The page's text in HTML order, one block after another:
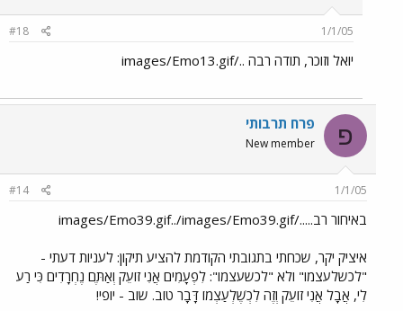
1/1/05
#18
יואל וזוכר, תודה רבה ../images/Emo13.gif
פ פרח תרבותי
New member
1/1/05
#14
באיחור רב...../images/Emo39.gif../images/Emo39.gif
איציק יקר, שכחתי בתגובתי הקודמת להציע תיקון: לעניות דעתי -
"לכשלעצמו" ולא "לכשעצמו": לִפְעָמִים אֲנִי זוֹעֵק וְאַתֶּם נֶחְרָדִים כִּי רַע
לִי, אֲבָל אֲנִי זוֹעֵק וְזֶה לִכְשֶׁלְעַצְמוֹ דָּבָר טוֹב. שוב - יופי!